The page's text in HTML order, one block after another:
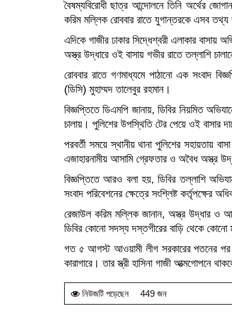
বৈষম্যবিরোধী ছাত্র আন্দোলনে তিনি অর্থের
করিম মল্লিক রোববার রাতে যুগান্তরকে এসব তথ্য
এদিকে গাজীর ঢাকার সিদ্ধেশ্বরী এলাকার
অস্ত্র উদ্ধারে ওই বাসায় গভীর রাতে তল্লাশি
রোববার রাতে গণমাধ্যমে পাঠানো এক সংবাদ
(ডিসি) মুহাম্মদ তালেবুর রহমান।
বিজ্ঞপ্তিতে ডিএমপি জানায়, ডিবির নিয়মিত
চালায়। পুলিশের উপস্থিতি টের পেয়ে ওই বাসার
পরবর্তী সময়ে স্থানীয় থানা পুলিশের সহায়তায়
এজাহারনামীয় আসামি গ্রেফতার ও অবৈধ অস্ত্র
বিজ্ঞপ্তিতে আরও বলা হয়, ডিবির তল্লাশি
সংবাদ পরিবেশনের ক্ষেত্রে সংশ্লিষ্ট কর্তৃপক্ষের
রেজাউল করিম মল্লিক জানান, অস্ত্র উদ্ধার ও
ডিবির কোনো সদস্য দস্তগীরের বাড়ি থেকে কোনো
গত ৫ আগস্ট আওয়ামী লীগ সরকারের পতনের পর
কারাগারে। তার স্ত্রী হাসিনা গাজী আত্মগোপনে
নিউজটি পড়েছেন 449 জন